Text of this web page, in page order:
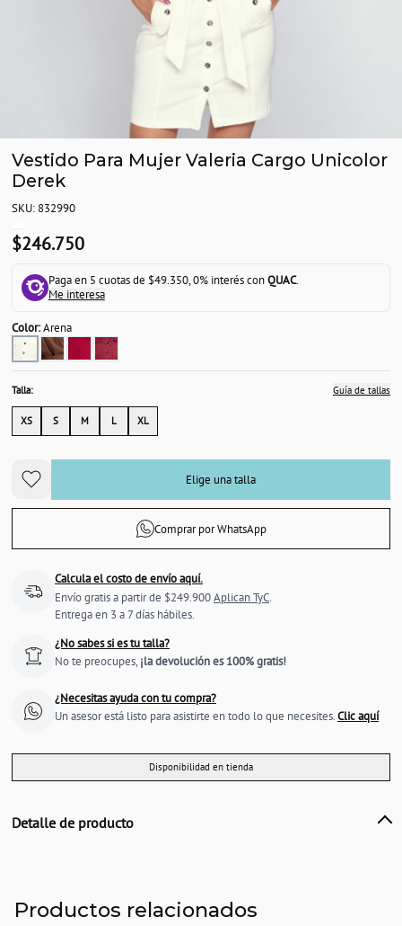
Vestido Para Mujer Valeria Cargo Unicolor
Derek
SKU: 832990
$246.750
Paga en 5 cuotas de $49.350, 0% interés conQUAC.
Me interesa
Color:Arena
Talla: Guía de tallas
XS S M L XL
Elige una talla
Comprar por WhatsApp
Calcula el costo de envío aquí.
Envío gratis a partir de $249.900Aplican TyC.
Entrega en 3 a 7 días hábiles.
¿No sabes si es tu talla?
No te preocupes,¡la devolución es 100% gratis!
¿Necesitas ayuda con tu compra?
Un asesor está listo para asistirte en todo lo que necesites.Clic aquí
Disponibilidad en tienda
Detalle de producto
País de origen:
Productos relacionados